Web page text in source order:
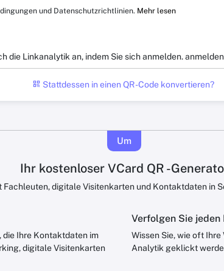
und Datenschutzrichtlinien. Mehr lesen
die Linkanalytik an, indem Sie sich anmelden.anmelden
Stattdessen in einen QR -Code konvertieren?
Um
Ihr kostenloser VCard QR -
Fachleuten, digitale Visitenkarten und Kontaktdaten in
die Ihre Kontaktdaten im
digitale Visitenkarten
Verfolgen Sie
Wissen Sie, wie oft Ihre
Analytik geklickt